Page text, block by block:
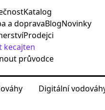
Katalog
a dopravaBlogNovinky
Prodejci
kecajten
průvodce
DigitálníDigitální